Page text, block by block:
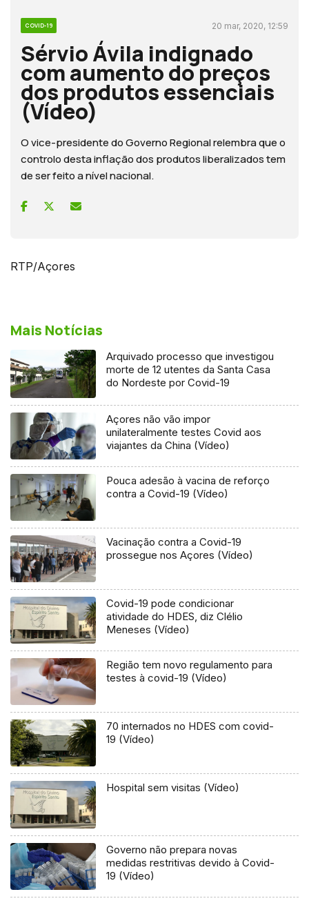
COVID-19 20 mar, 2020, 12:59
Sérvio Ávila indignado
com aumento do preços
dos produtos essenciais
(Vídeo)
O vice-presidente do Governo Regional relembra que o
controlo desta inflação dos produtos liberalizados tem
de ser feito a nível nacional.
RTP/Açores
Mais Notícias
Arquivado processo que investigou
morte de 12 utentes da Santa Casa
do Nordeste por Covid-19
Açores não vão impor
unilateralmente testes Covid aos
viajantes da China (Vídeo)
Pouca adesão à vacina de reforço
contra a Covid-19 (Vídeo)
Vacinação contra a Covid-19
prossegue nos Açores (Vídeo)
Covid-19 pode condicionar
atividade do HDES, diz Clélio
Meneses (Vídeo)
Região tem novo regulamento para
testes à covid-19 (Vídeo)
70 internados no HDES com covid-
19 (Vídeo)
Hospital sem visitas (Vídeo)
Governo não prepara novas
medidas restritivas devido à Covid-
19 (Vídeo)